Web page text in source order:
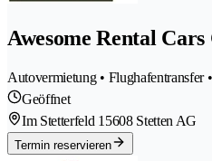
Awesome Rental
Autovermietung • Flughafentransfer
Geöffnet
Im Stetterfeld 1 5608 Stetten AG
Termin reservieren